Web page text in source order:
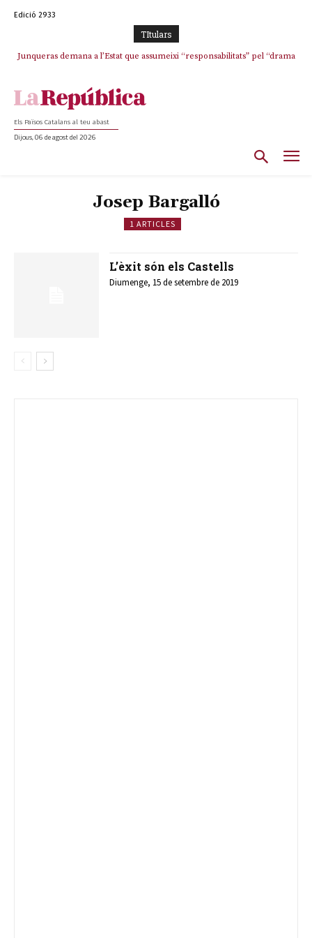
Edició 2933
TItulars
Junqueras demana a l’Estat que assumeixi “responsabilitats” pel “drama
L’abandonament de les seleccions catalanes per part de la UFEC
Els Països Catalans al teu abast
Dijous, 06 de agost del 2026
Josep Bargalló
1 ARTICLES
L’èxit són els Castells
Diumenge, 15 de setembre de 2019